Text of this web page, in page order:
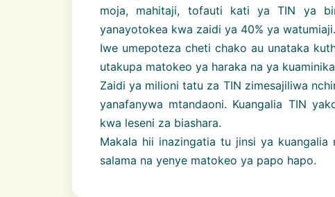
moja, mahitaji, tofauti kati ya TIN ya
yanayotokea kwa zaidi ya 40% ya watumiaji.
Iwe umepoteza cheti chako au unataka
utakupa matokeo ya haraka na ya
Zaidi ya milioni tatu za TIN zimesajiliwa
yanafanywa mtandaoni. Kuangalia TIN
kwa leseni za biashara.
Makala hii inazingatia tu jinsi ya
salama na yenye matokeo ya papo hapo.